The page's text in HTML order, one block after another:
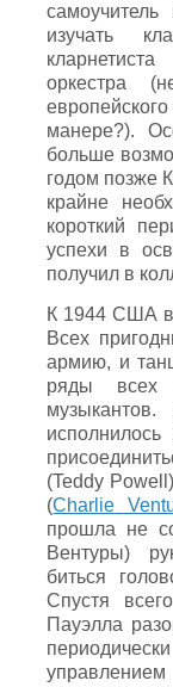
изучать
оркестра
манере?).
больше
годом позже
крайне
короткий
успехи в
получил в
К 1944 США
Всех
армию, и
ряды всех
(Teddy
(Charlie
прошла не
Вентуры)
биться
Спустя
Пауэлла